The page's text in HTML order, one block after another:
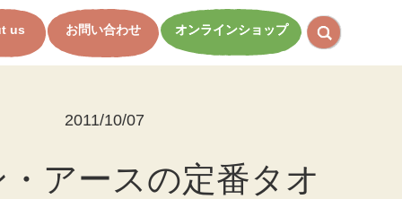
us お問い合わせ オンラインショップ
2011/10/07
アースの定番タオ